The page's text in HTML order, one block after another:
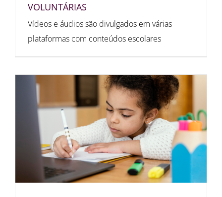
VOLUNTÁRIAS
Vídeos e áudios são divulgados em várias
plataformas com conteúdos escolares